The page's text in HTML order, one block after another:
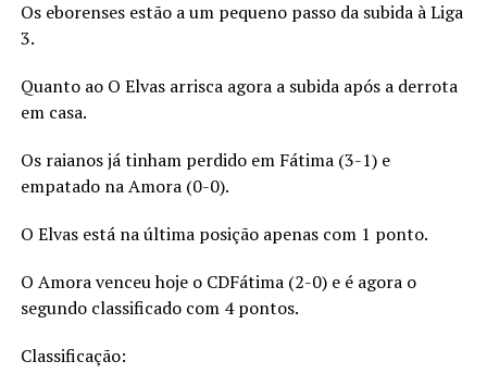
Os eborenses estão a um pequeno passo da subida à Liga
3.
Quanto ao O Elvas arrisca agora a subida após a derrota
em casa.
Os raianos já tinham perdido em Fátima (3-1) e
empatado na Amora (0-0).
O Elvas está na última posição apenas com 1 ponto.
O Amora venceu hoje o CDFátima (2-0) e é agora o
segundo classificado com 4 pontos.
Classificação: